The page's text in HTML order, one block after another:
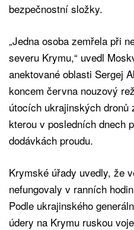
bezpečnostní složky.
„Jedna osoba zemřela při
severu Krymu,“ uvedl
anektované oblasti Sergej
koncem června nouzový
útocích ukrajinských
kterou v posledních dnech
dodávkách proudu.
Krymské úřady uvedly, že
nefungovaly v ranních
Podle ukrajinského
údery na Krymu ruskou